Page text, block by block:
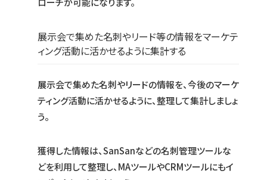
展示会で集めた名刺やリード等の情報をマーケテ
ィング活動に活かせるように集計する
展示会で集めた名刺やリードの情報を、今後のマーケ
ティング活動に活かせるように、整理して集計しましょ
う。
獲得した情報は、SanSanなどの名刺管理ツールな
どを利用して整理し、MAツールやCRMツールにもイ